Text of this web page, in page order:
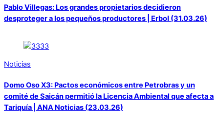
Pablo Villegas: Los grandes propietarios decidieron
desproteger a los pequeños productores | Erbol (31.03.26)
Noticias
Domo Oso X3: Pactos económicos entre Petrobras y un
comité de Saicán permitió la Licencia Ambiental que afecta a
Tariquía | ANA Noticias (23.03.26)